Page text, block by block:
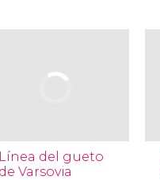
Línea del gueto
de Varsovia